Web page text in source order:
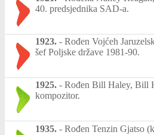
40. predsjednika SAD-a.
1923. - Rođen Vojćeh
šef Poljske države 1981-90.
1925. - Rođen Bill Haley, Bill
kompozitor.
1935. - Rođen Tenzin Gjatso